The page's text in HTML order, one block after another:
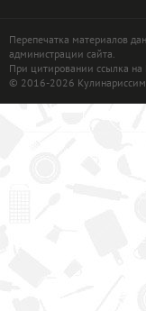
Перепечатка материалов
администрации сайта.
При цитировании ссылка
© 2016-2026